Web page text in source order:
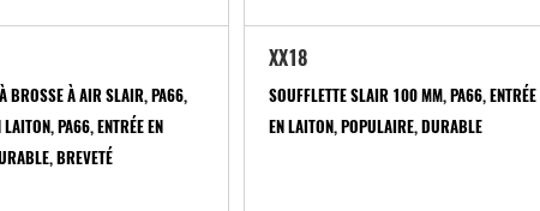
BROSSE À AIR SLAIR, PA66,
LAITON, PA66, ENTRÉE EN
BREVETÉ
XX18
SOUFFLETTE SLAIR 100 MM, PA66, ENTRÉE
EN LAITON, POPULAIRE, DURABLE